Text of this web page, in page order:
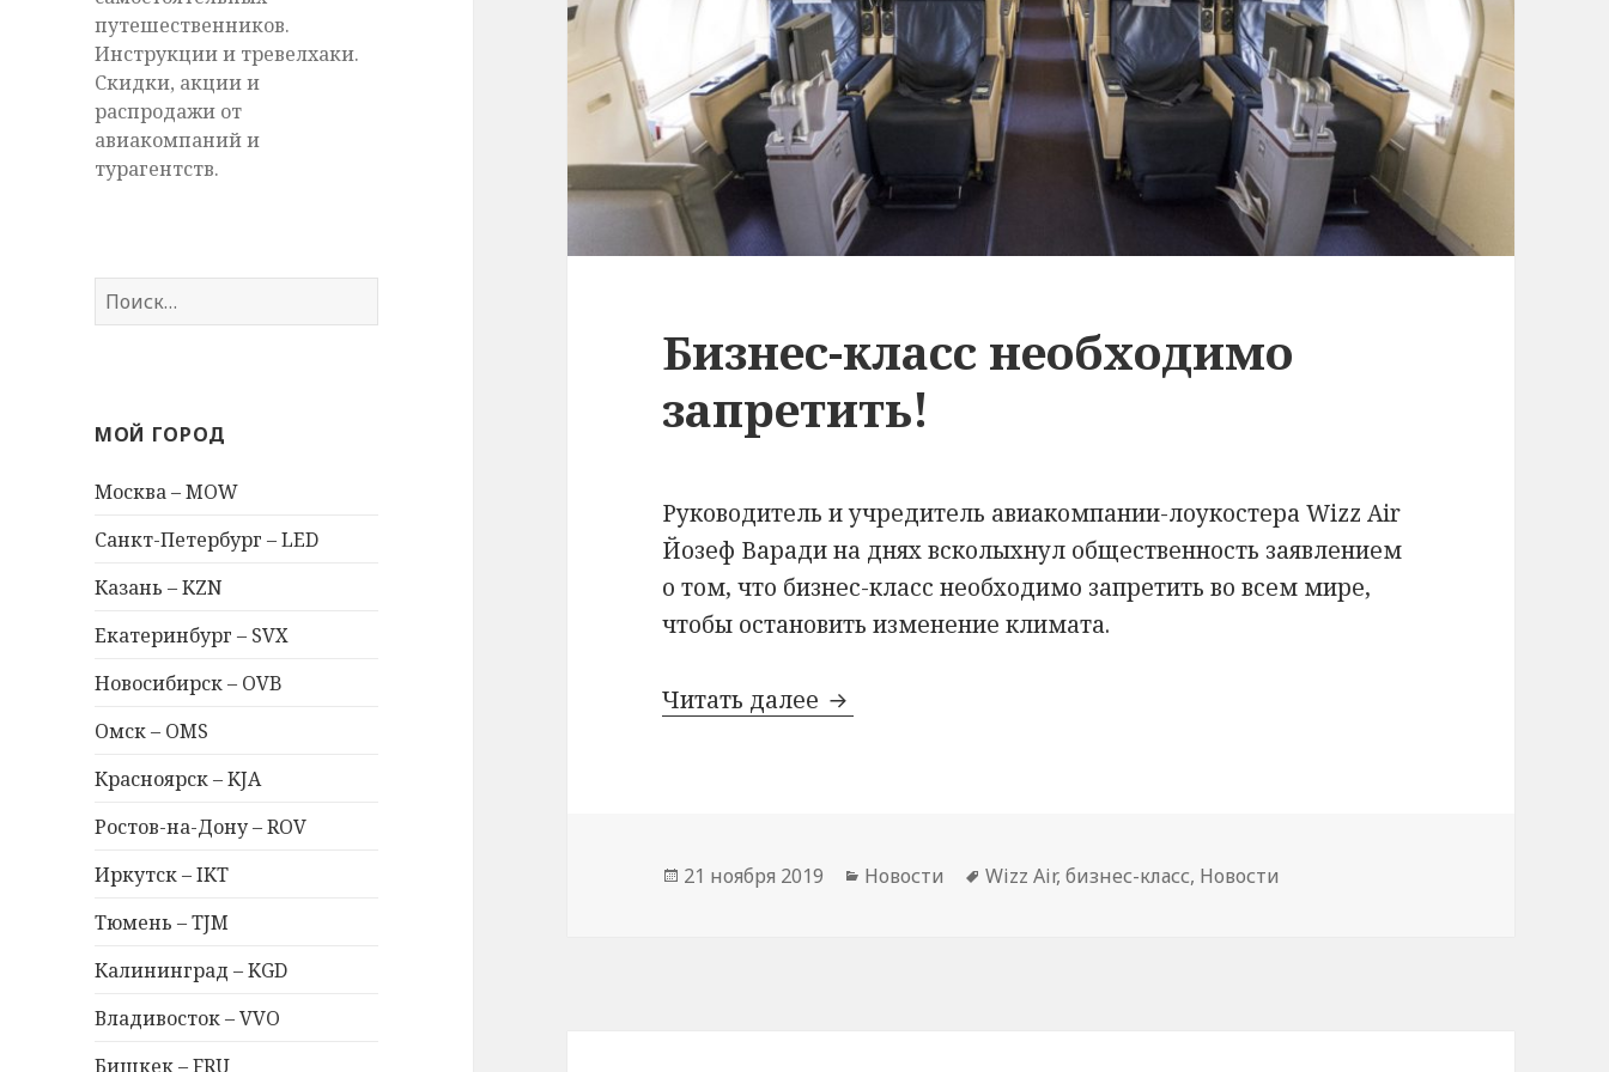
путешественников.
Инструкции и тревелхаки.
Скидки, акции и
распродажи от
авиакомпаний и
турагентств.
Найти:
МОЙ ГОРОД
Москва – MOW
Санкт-Петербург – LED
Казань – KZN
Екатеринбург – SVX
Новосибирск – OVB
Омск – OMS
Красноярск – KJA
Ростов-на-Дону – ROV
Иркутск – IKT
Тюмень – TJM
Калининград – KGD
Владивосток – VVO
Бишкек – FRU
Бизнес-класс необходимо
запретить!
Руководитель и учредитель авиакомпании-лоукостера Wizz Air
Йозеф Варади на днях всколыхнул общественность заявлением
о том, что бизнес-класс необходимо запретить во всем мире,
чтобы остановить изменение климата.
Читать далее Бизнес-класс необходимо запретить!
Опубликовано
21 ноября 2019 Рубрики
Новости Метки
Wizz Air,бизнес-класс, Новости